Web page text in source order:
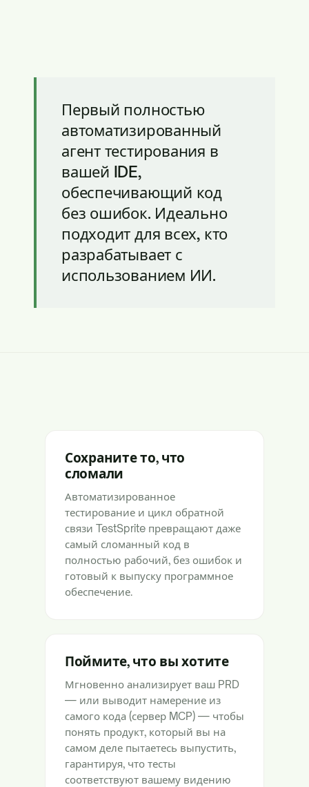
Первый полностью
автоматизированный
агент тестирования в
вашей IDE,
обеспечивающий код
без ошибок. Идеально
подходит для всех, кто
разрабатывает с
использованием ИИ.
Сохраните то, что
сломали
Автоматизированное
тестирование и цикл обратной
связи TestSprite превращают даже
самый сломанный код в
полностью рабочий, без ошибок и
готовый к выпуску программное
обеспечение.
Поймите, что вы хотите
Мгновенно анализирует ваш PRD
— или выводит намерение из
самого кода (сервер MCP) — чтобы
понять продукт, который вы на
самом деле пытаетесь выпустить,
гарантируя, что тесты
соответствуют вашему видению